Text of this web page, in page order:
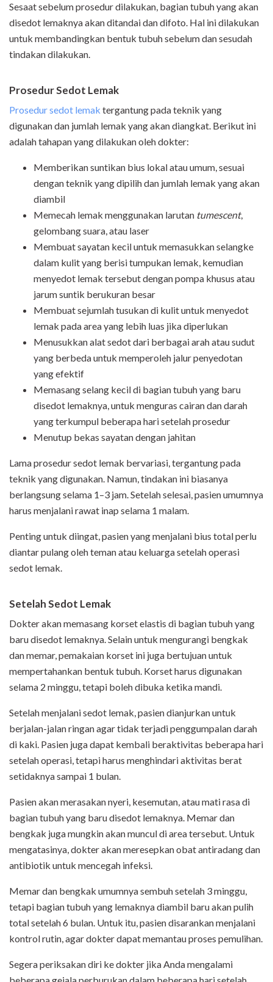
Sesaat sebelum prosedur dilakukan, bagian tubuh yang akan
disedot lemaknya akan ditandai dan difoto. Hal ini dilakukan
untuk membandingkan bentuk tubuh sebelum dan sesudah
tindakan dilakukan.
Prosedur Sedot Lemak
Prosedur sedot lemak tergantung pada teknik yang
digunakan dan jumlah lemak yang akan diangkat. Berikut ini
adalah tahapan yang dilakukan oleh dokter:
Memberikan suntikan bius lokal atau umum, sesuai
dengan teknik yang dipilih dan jumlah lemak yang akan
diambil
Memecah lemak menggunakan larutan tumescent,
gelombang suara, atau laser
Membuat sayatan kecil untuk memasukkan selangke
dalam kulit yang berisi tumpukan lemak, kemudian
menyedot lemak tersebut dengan pompa khusus atau
jarum suntik berukuran besar
Membuat sejumlah tusukan di kulit untuk menyedot
lemak pada area yang lebih luas jika diperlukan
Menusukkan alat sedot dari berbagai arah atau sudut
yang berbeda untuk memperoleh jalur penyedotan
yang efektif
Memasang selang kecil di bagian tubuh yang baru
disedot lemaknya, untuk menguras cairan dan darah
yang terkumpul beberapa hari setelah prosedur
Menutup bekas sayatan dengan jahitan
Lama prosedur sedot lemak bervariasi, tergantung pada
teknik yang digunakan. Namun, tindakan ini biasanya
berlangsung selama 1–3 jam. Setelah selesai, pasien umumnya
harus menjalani rawat inap selama 1 malam.
Penting untuk diingat, pasien yang menjalani bius total perlu
diantar pulang oleh teman atau keluarga setelah operasi
sedot lemak.
Setelah Sedot Lemak
Dokter akan memasang korset elastis di bagian tubuh yang
baru disedot lemaknya. Selain untuk mengurangi bengkak
dan memar, pemakaian korset ini juga bertujuan untuk
mempertahankan bentuk tubuh. Korset harus digunakan
selama 2 minggu, tetapi boleh dibuka ketika mandi.
Setelah menjalani sedot lemak, pasien dianjurkan untuk
berjalan-jalan ringan agar tidak terjadi penggumpalan darah
di kaki. Pasien juga dapat kembali beraktivitas beberapa hari
setelah operasi, tetapi harus menghindari aktivitas berat
setidaknya sampai 1 bulan.
Pasien akan merasakan nyeri, kesemutan, atau mati rasa di
bagian tubuh yang baru disedot lemaknya. Memar dan
bengkak juga mungkin akan muncul di area tersebut. Untuk
mengatasinya, dokter akan meresepkan obat antiradang dan
antibiotik untuk mencegah infeksi.
Memar dan bengkak umumnya sembuh setelah 3 minggu,
tetapi bagian tubuh yang lemaknya diambil baru akan pulih
total setelah 6 bulan. Untuk itu, pasien disarankan menjalani
kontrol rutin, agar dokter dapat memantau proses pemulihan.
Segera periksakan diri ke dokter jika Anda mengalami